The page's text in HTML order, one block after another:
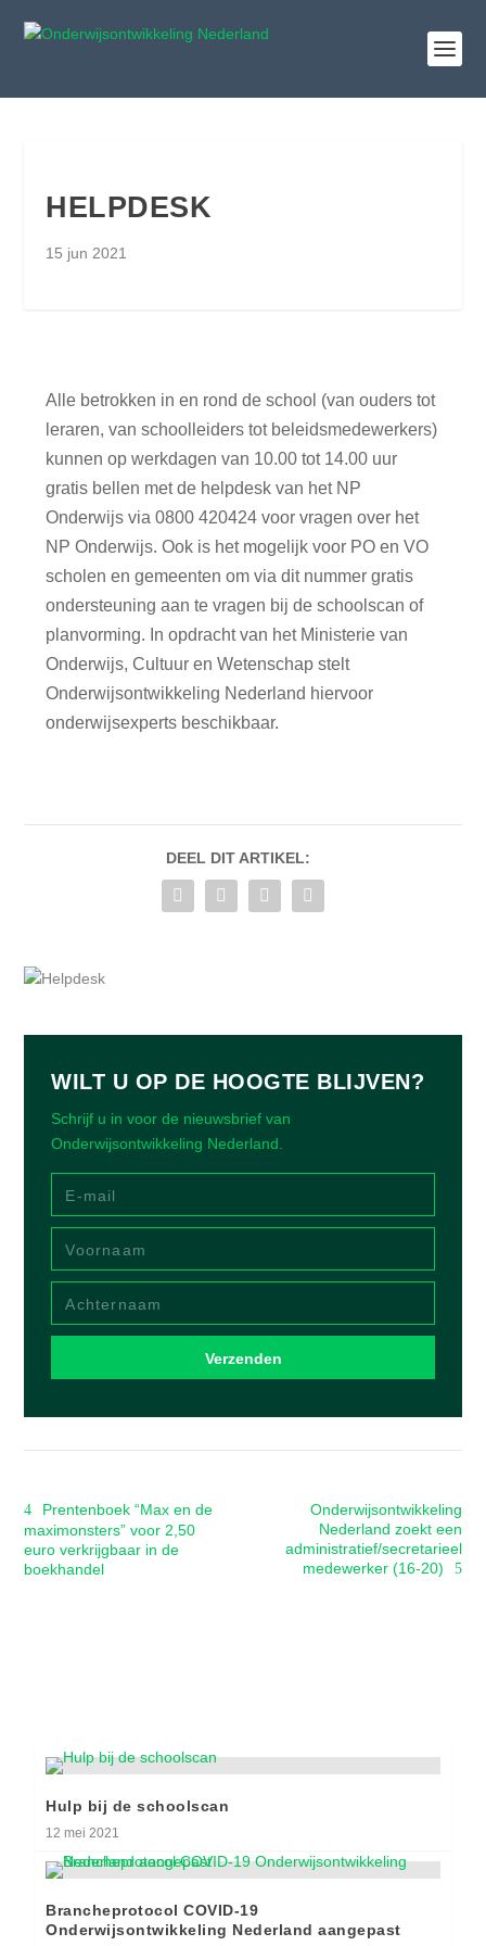
HELPDESK
15 jun 2021
Alle betrokken in en rond de school (van ouders tot
leraren, van schoolleiders tot beleidsmedewerkers)
kunnen op werkdagen van 10.00 tot 14.00 uur
gratis bellen met de helpdesk van het NP
Onderwijs via 0800 420424 voor vragen over het
NP Onderwijs. Ook is het mogelijk voor PO en VO
scholen en gemeenten om via dit nummer gratis
ondersteuning aan te vragen bij de schoolscan of
planvorming. In opdracht van het Ministerie van
Onderwijs, Cultuur en Wetenschap stelt
Onderwijsontwikkeling Nederland hiervoor
onderwijsexperts beschikbaar.
DEEL DIT ARTIKEL:
WILT U OP DE HOOGTE BLIJVEN?
Schrijf u in voor de nieuwsbrief van
Onderwijsontwikkeling Nederland.
Prentenboek “Max en de
maximonsters” voor 2,50
euro verkrijgbaar in de
boekhandel
Onderwijsontwikkeling
Nederland zoekt een
administratief/secretarieel
medewerker (16-20)
Hulp bij de schoolscan
12 mei 2021
Brancheprotocol COVID-19
Onderwijsontwikkeling Nederland aangepast